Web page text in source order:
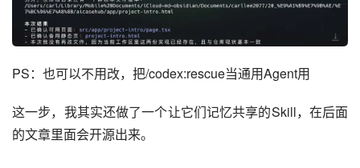
PS：也可以不用改，把/codex:rescue当通用Agent用
这一步，我其实还做了一个让它们记忆共享的Skill，在后面
的文章里面会开源出来。